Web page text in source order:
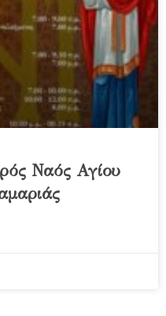
Ναός Αγίου